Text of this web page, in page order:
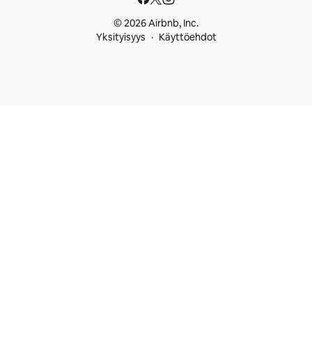
© 2026 Airbnb, Inc.
Yksityisyys
Käyttöehdot